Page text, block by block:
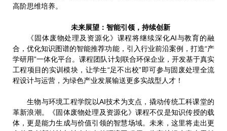
高阶思维培养。
未来展望：智能引领，持续创新
《固体废物处理及资源化》课程将继续深化AI与教育的融
合，优化知识图谱的智能推荐功能，引入行业前沿案例，打造“产
学研用”一体化平台。课程团队计划联合环保企业，开发基于真实
工程项目的实训模块，让学生“足不出校”即可参与固废处理全流
程设计与运营，为绿色产业发展输送更多实战型人才！
生物与环境工程学院 以AI技术为支点，撬动传统工科课堂的
革新浪潮。《固体废物处理及资源化》课程不仅是知识传授的载
体，更是能力生成与价值引领的智慧场域。未来，这里将走出更